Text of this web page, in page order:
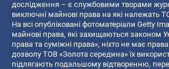
дослідження – є службовими творами
виключні майнові права на які належать
На всі опубліковані фотоматеріали Getty
майнові права, які захищаються законом
права та суміжні права», ніхто не має
дозволу ТОВ «Золота середина» їх
підлягають подальшому відтворенню,